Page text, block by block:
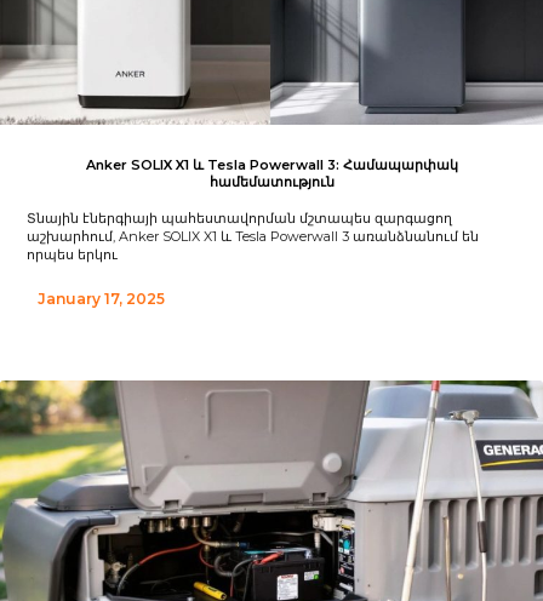
Anker SOLIX X1 և Tesla Powerwall 3: Համապարփակ
համեմատություն
Տնային էներգիայի պահեստավորման մշտապես զարգացող
աշխարհում, Anker SOLIX X1 և Tesla Powerwall 3 առանձնանում են
որպես երկու
January 17, 2025